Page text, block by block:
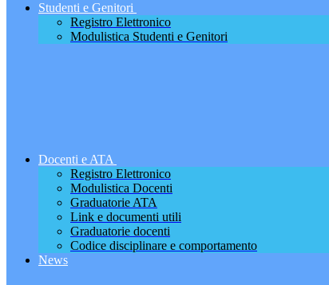
Studenti e Genitori
Registro Elettronico
Modulistica Studenti e Genitori
Docenti e ATA
Registro Elettronico
Modulistica Docenti
Graduatorie ATA
Link e documenti utili
Graduatorie docenti
Codice disciplinare e comportamento
News